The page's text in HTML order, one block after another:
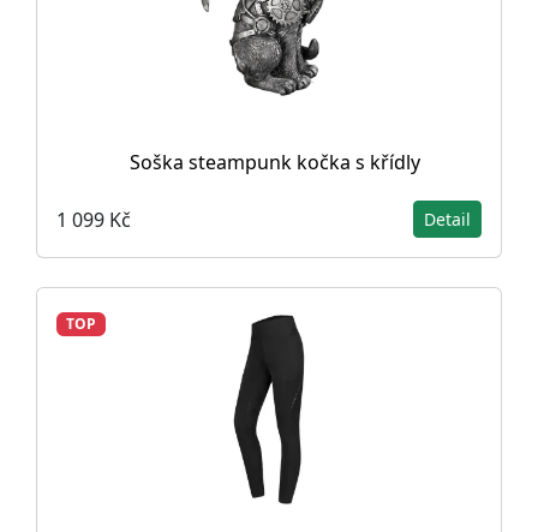
Soška steampunk kočka s křídly
1 099 Kč Detail
TOP